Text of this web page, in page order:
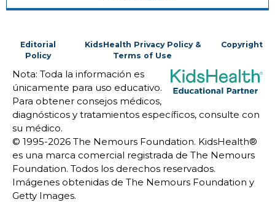
Editorial
Policy
KidsHealth Privacy Policy &
Terms of Use
Copyright
Nota: Toda la información es
únicamente para uso educativo.
Para obtener consejos médicos,
diagnósticos y tratamientos específicos, consulte con
su médico.
© 1995-2026 The Nemours Foundation. KidsHealth®
es una marca comercial registrada de The Nemours
Foundation. Todos los derechos reservados.
Imágenes obtenidas de The Nemours Foundation y
Getty Images.